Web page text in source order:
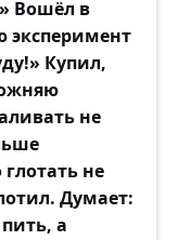
Вошёл в
эксперимент
Купил,
не
не
Думает:
а